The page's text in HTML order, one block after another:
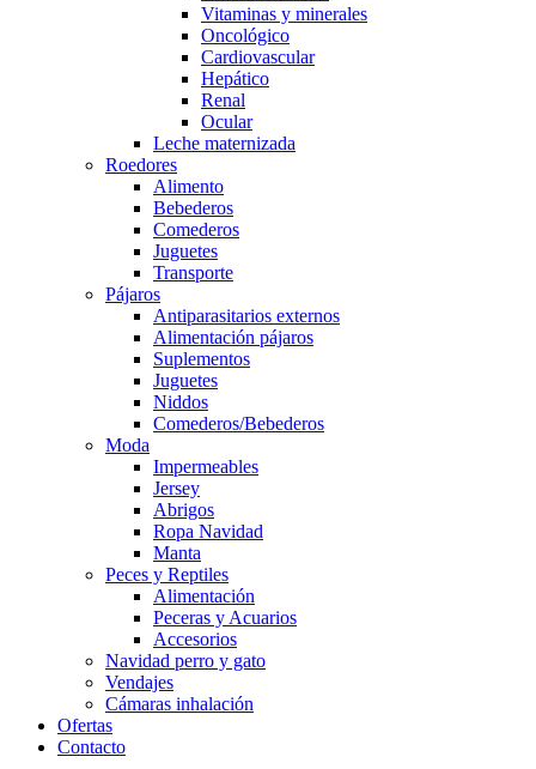
Vitaminas y minerales
Oncológico
Cardiovascular
Hepático
Renal
Ocular
Leche maternizada
Roedores
Alimento
Bebederos
Comederos
Juguetes
Transporte
Pájaros
Antiparasitarios externos
Alimentación pájaros
Suplementos
Juguetes
Niddos
Comederos/Bebederos
Moda
Impermeables
Jersey
Abrigos
Ropa Navidad
Manta
Peces y Reptiles
Alimentación
Peceras y Acuarios
Accesorios
Navidad perro y gato
Vendajes
Cámaras inhalación
Ofertas
Contacto